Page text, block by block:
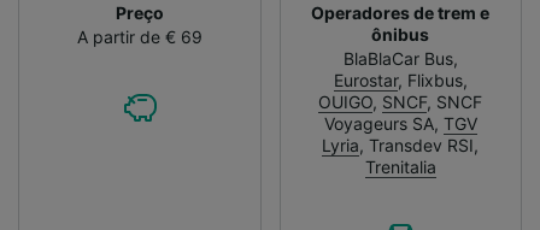
Preço
A partir de € 69
Operadores de trem e
ônibus
BlaBlaCar Bus,
Eurostar, Flixbus,
OUIGO, SNCF, SNCF
Voyageurs SA, TGV
Lyria,Transdev RSI,
Trenitalia